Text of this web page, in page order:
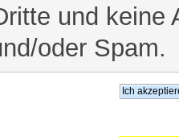
und keine
oder Spam.